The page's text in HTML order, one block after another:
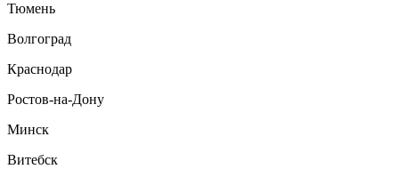
Тюмень
Волгоград
Краснодар
Ростов-на-Дону
Минск
Витебск